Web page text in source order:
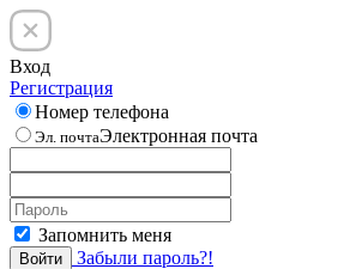
Вход
Регистрация
Номер телефона
Эл. почтаЭлектронная почта
Запомнить меня
Войти Забыли пароль?!